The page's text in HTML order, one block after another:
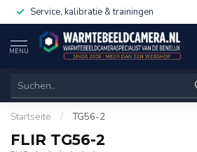
Service, kalibratie & trainingen
MENU
Startseite / TG56-2
FLIR TG56-2